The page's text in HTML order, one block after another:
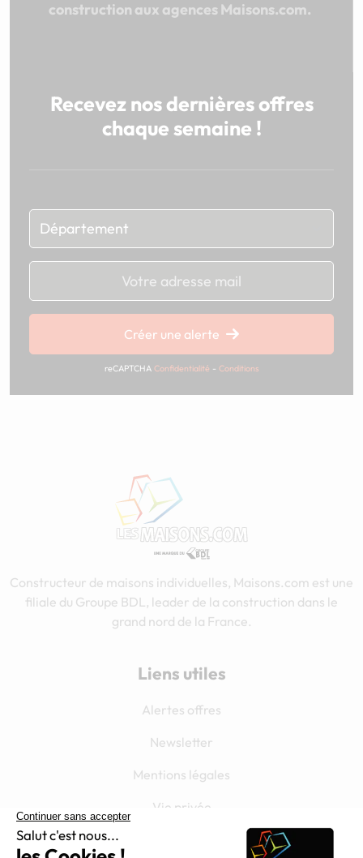
construction aux agences Maisons.com.
Recevez nos dernières offres
chaque semaine !
Chargement...
Créer une alerte
reCAPTCHA Confidentialité - Conditions
Constructeur de maisons individuelles, Maisons.com est une
filiale du Groupe BDL, leader de la construction dans le
grand nord de la France.
Liens utiles
Alertes offres
Newsletter
Mentions légales
Vie privée